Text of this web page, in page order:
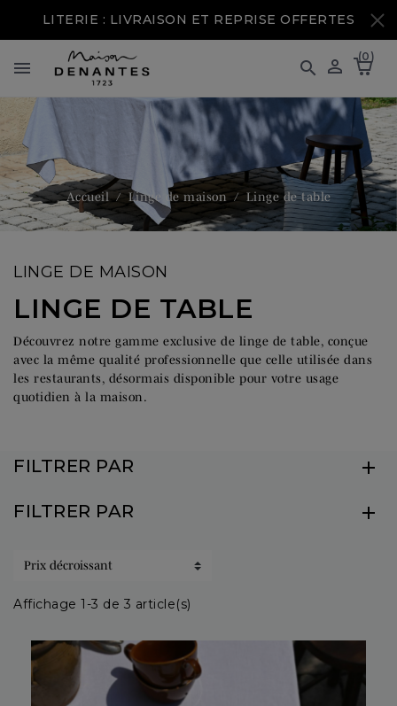
LITERIE : LIVRAISON ET REPRISE OFFERTES
  (0)

Accueil Linge de maison Linge de table
LINGE DE MAISON
LINGE DE TABLE
Découvrez notre gamme exclusive de linge de table, conçue
avec la même qualité professionnelle que celle utilisée dans
les restaurants, désormais disponible pour votre usage
quotidien à la maison.
FILTRER PAR
FILTRER PAR
Affichage 1-3 de 3 article(s)